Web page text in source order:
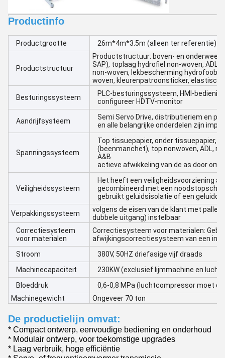
Productinfo
Productgrootte 26m*4m*3.5m (alleen ter referentie)
Productstructuur
Productstructuur: boven- en
SAP), toplaag hydrofiel non-woven, ADL
non-woven, lekbescherming hydrofoob
woven, kleurenpatroonsticker,
Besturingssysteem
PLC-besturingssysteem, HMI-
configureer HDTV-monitor
Aandrijfsysteem
Semi Servo Drive, distributieriem en
en alle belangrijke onderdelen zijn
Spanningssysteem
Top tissuepapier, onder tissuepapier,
(beenmanchet), top nonwoven, ADL,
A&B
actieve afwikkeling van de as door
Veiligheidssysteem
Het heeft een veiligheidsvoorziening
gecombineerd met een
gebruikt geluidsisolatie of een
Verpakkingssysteem
volgens de eisen van de klant met
dubbele uitgang) instelbaar
Correctiesysteem
voor materialen
Correctiesysteem voor materialen:
afwijkingscorrectiesysteem van een
Stroom
380V, 50HZ driefasige vijf draads
Machinecapaciteit
230KW (exclusief lijmmachine en
Bloeddruk
0,6-0,8 MPa (luchtcompressor moet
Machinegewicht
Ongeveer 70 ton
De productielijn omvat:
* Compact ontwerp, eenvoudige bediening en onderhoud
* Modulair ontwerp, voor toekomstige upgrades
* Laag verbruik, hoge efficiëntie